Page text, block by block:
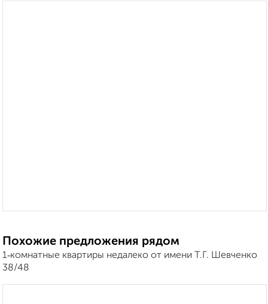
Похожие предложения рядом
1‑комнатные квартиры недалеко от имени Т.Г. Шевченко
38/48